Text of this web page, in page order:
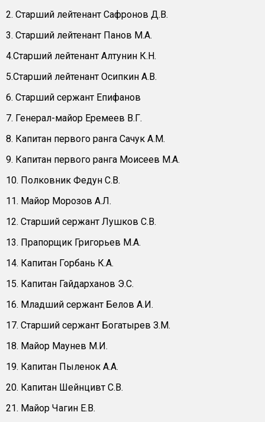
2. Старший лейтенант Сафронов Д.В.
3. Старший лейтенант Панов М.А.
4.Старший лейтенант Алтунин К.Н.
5.Старший лейтенант Осипкин А.В.
6. Старший сержант Епифанов
7. Генерал-майор Еремеев В.Г.
8. Капитан первого ранга Сачук А.М.
9. Капитан первого ранга Моисеев М.А.
10. Полковник Федун С.В.
11. Майор Морозов А.Л.
12. Старший сержант Лушков С.В.
13. Прапорщик Григорьев М.А.
14. Капитан Горбань К.А.
15. Капитан Гайдарханов Э.С.
16. Младший сержант Белов А.И.
17. Старший сержант Богатырев З.М.
18. Майор Маунев М.И.
19. Капитан Пыленок А.А.
20. Капитан Шейнцивт С.В.
21. Майор Чагин Е.В.